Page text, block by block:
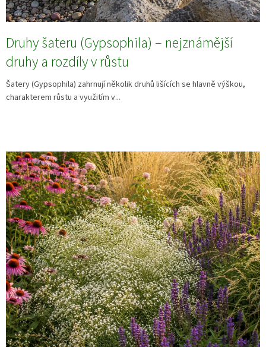
Druhy šateru (Gypsophila) – nejznámější
druhy a rozdíly v růstu
Šatery (Gypsophila) zahrnují několik druhů lišících se hlavně výškou,
charakterem růstu a využitím v...